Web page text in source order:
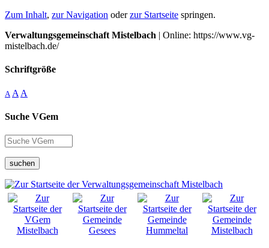
Zum Inhalt, zur Navigation oderzur Startseite springen.
Verwaltungsgemeinschaft Mistelbach | Online: https://www.vg-
mistelbach.de/
Schriftgröße
A A A
Suche VGem
suchen